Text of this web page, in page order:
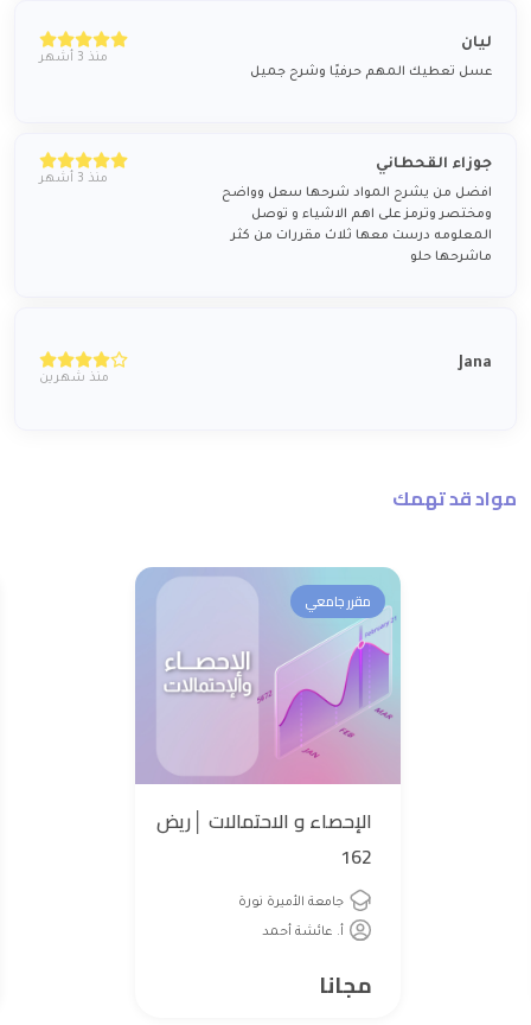
ليان
عسل تعطيك المهم حرفيًا وشرح جميل
منذ 3 أشهر
جوزاء القحطاني
افضل من يشرح المواد شرحها سعل وواضح
ومختصر وترمز على اهم الاشياء و توصل
المعلومه درست معها ثلاث مقررات من كثر
ماشرحها حلو
منذ 3 أشهر
Jana
منذ شهرين
مواد قد تهمك
مقرر جامعي
الإحصاء و الاحتمالات │ريض
162
جامعة الأميرة نورة
أ. عائشة أحمد
مجانا